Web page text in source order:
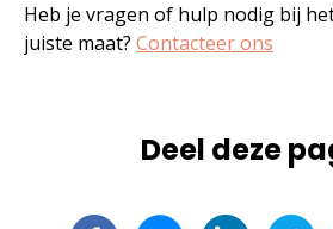
Heb je vragen of hulp nodig bij
juiste maat? Contacteer ons
Deel deze